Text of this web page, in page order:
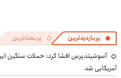
پربازدیدترین پربحث‌ترین
آمریکایی شد